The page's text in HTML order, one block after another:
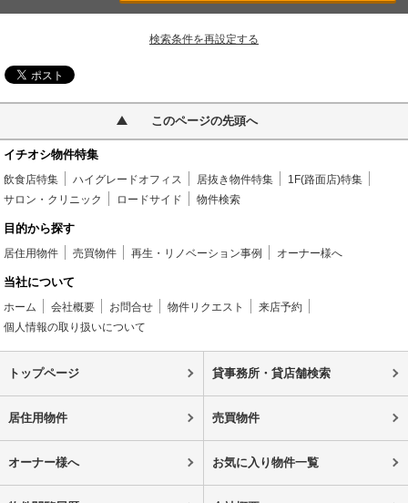
検索条件を再設定する
このページの先頭へ
イチオシ物件特集
飲食店特集 ハイグレードオフィス 居抜き物件特集
1F(路面店)特集
サロン・クリニック
ロードサイド 物件検索
目的から探す
居住用物件 売買物件 再生・リノベーション事例 オーナー様へ
当社について
ホーム 会社概要 お問合せ 物件リクエスト
来店予約
個人情報の取り扱いについて
トップページ 貸事務所・貸店舗検索
居住用物件 売買物件
オーナー様へ お気に入り物件一覧